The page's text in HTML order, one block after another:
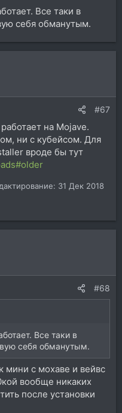
Все таки в
себя обманутым.
#67
на Mojave.
ни с кубейсом. Для
вроде бы тут
31 Дек 2018
#68
Все таки в
себя обманутым.
мини с мохаве и вейвс
вообще никаких
после установки